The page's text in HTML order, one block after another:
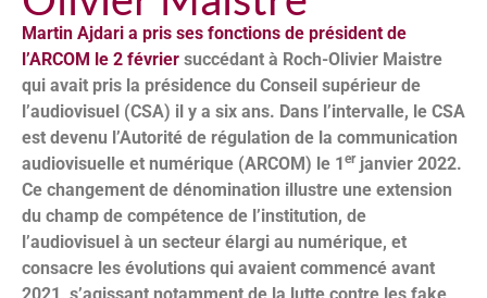
Martin Ajdari a pris ses fonctions de président de
l’ARCOM le 2 février succédant à Roch-Olivier Maistre
qui avait pris la présidence du Conseil supérieur de
l’audiovisuel (CSA) il y a six ans. Dans l’intervalle, le CSA
est devenu l’Autorité de régulation de la communication
audiovisuelle et numérique (ARCOM) le 1 er janvier 2022.
Ce changement de dénomination illustre une extension
du champ de compétence de l’institution, de
l’audiovisuel à un secteur élargi au numérique, et
consacre les évolutions qui avaient commencé avant